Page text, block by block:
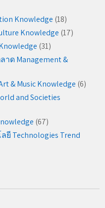
Knowledge (18)
Knowledge (17)
(31)
ด Management &
& Music Knowledge (6)
and Societies
(67)
Technologies Trend